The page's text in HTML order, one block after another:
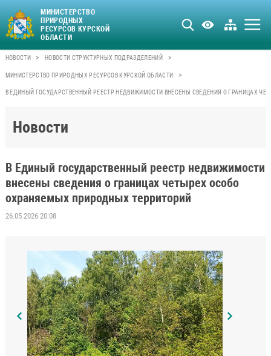
МИНИСТЕРСТВО
ПРИРОДНЫХ
РЕСУРСОВ КУРСКОЙ
ОБЛАСТИ
НОВОСТИ > НОВОСТИ СТРУКТУРНЫХ ПОДРАЗДЕЛЕНИЙ >
МИНИСТЕРСТВО ПРИРОДНЫХ РЕСУРСОВ КУРСКОЙ ОБЛАСТИ >
В ЕДИНЫЙ ГОСУДАРСТВЕННЫЙ РЕЕСТР НЕДВИЖИМОСТИ ВНЕСЕНЫ СВЕДЕНИЯ О ГРАНИЦАХ
Новости
В Единый государственный реестр недвижимости
внесены сведения о границах четырех особо
охраняемых природных территорий
26.05.2026 20:08